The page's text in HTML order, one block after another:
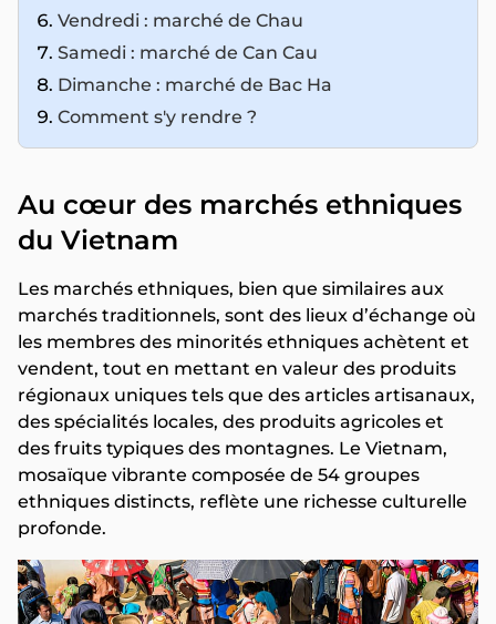
Vendredi : marché de Chau
Samedi : marché de Can Cau
Dimanche : marché de Bac Ha
Comment s'y rendre ?
Au cœur des marchés ethniques
du Vietnam
Les marchés ethniques, bien que similaires aux
marchés traditionnels, sont des lieux d’échange où
les membres des minorités ethniques achètent et
vendent, tout en mettant en valeur des produits
régionaux uniques tels que des articles artisanaux,
des spécialités locales, des produits agricoles et
des fruits typiques des montagnes. Le Vietnam,
mosaïque vibrante composée de 54 groupes
ethniques distincts, reflète une richesse culturelle
profonde.